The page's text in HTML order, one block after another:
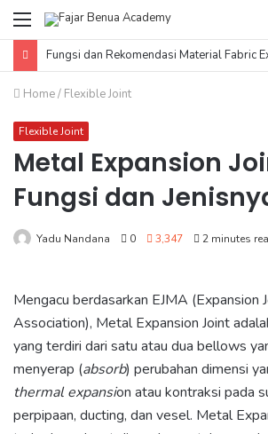
Menu
Fungsi dan Rekomendasi Material Fabric
Home/ Flexible Joint
Flexible Joint
Metal Expansion
Fungsi dan
Yadu Nandana 0 3,347 2 minutes
Mengacu berdasarkan EJMA (Expansion
Association), Metal Expansion Joint
yang terdiri dari satu atau dua bellows
menyerap (absorb) perubahan dimensi
thermal expansion atau kontraksi pada
perpipaan, ducting, dan vesel. Metal